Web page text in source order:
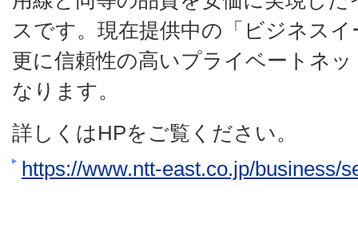
スです。現在提供中の「ビジネス
更に信頼性の高いプライベートネ
なります。
詳しくはHPをご覧ください。
https://www.ntt-east.co.jp/business/